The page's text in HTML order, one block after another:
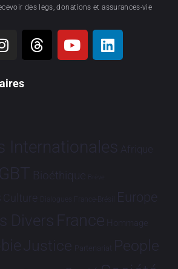
des legs, donations et assurances-vie
Internationales Afrique
Bioéthique Brève
Culture Dialogues France-Brésil Europe
Divers France Hommage
Justice Partenariat People